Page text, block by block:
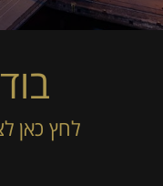
לחץ כאן